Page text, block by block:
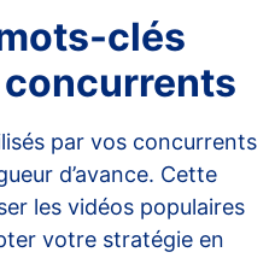
clés
concurrents
par vos concurrents
d’avance. Cette
les vidéos populaires
votre stratégie en